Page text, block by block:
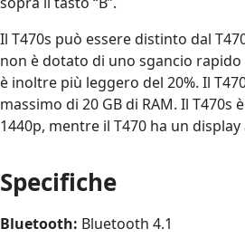
Il T470s può essere distinto dal
non è dotato di uno sgancio rapido
è inoltre più leggero del 20%. Il
massimo di 20 GB di RAM. Il T470s
1440p, mentre il T470 ha un display
Specifiche
Bluetooth: Bluetooth 4.1